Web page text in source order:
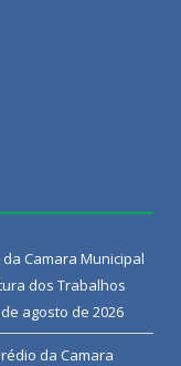
Camara Municipal
dos Trabalhos
agosto de 2026
da Camara